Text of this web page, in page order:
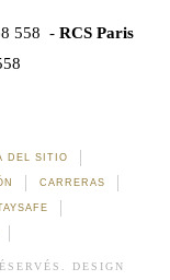
558 - RCS Paris
DEL SITIO
CARRERAS
DESIGN